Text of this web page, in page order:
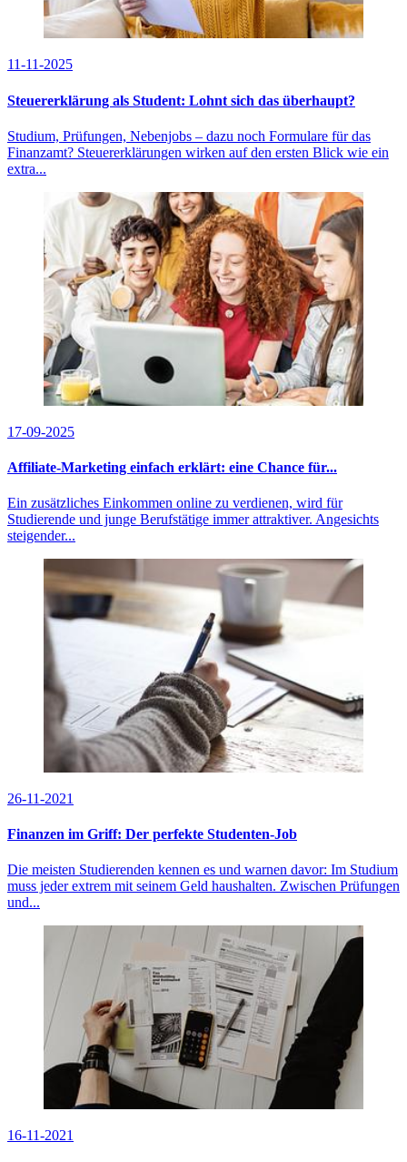
11-11-2025
Steuererklärung als Student: Lohnt sich das überhaupt?
Studium, Prüfungen, Nebenjobs – dazu noch Formulare für das
Finanzamt? Steuererklärungen wirken auf den ersten Blick wie ein
extra...
17-09-2025
Affiliate-Marketing einfach erklärt: eine Chance für...
Ein zusätzliches Einkommen online zu verdienen, wird für
Studierende und junge Berufstätige immer attraktiver. Angesichts
steigender...
26-11-2021
Finanzen im Griff: Der perfekte Studenten-Job
Die meisten Studierenden kennen es und warnen davor: Im Studium
muss jeder extrem mit seinem Geld haushalten. Zwischen Prüfungen
und...
16-11-2021